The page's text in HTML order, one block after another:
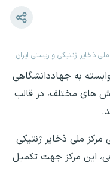
ذخایر ژنتیکی و زیستی ایران
به جهاددانشگاهی
های مختلف، در قالب
مرکز ملی ذخایر ژنتیکی
این مرکز جهت تکمیل